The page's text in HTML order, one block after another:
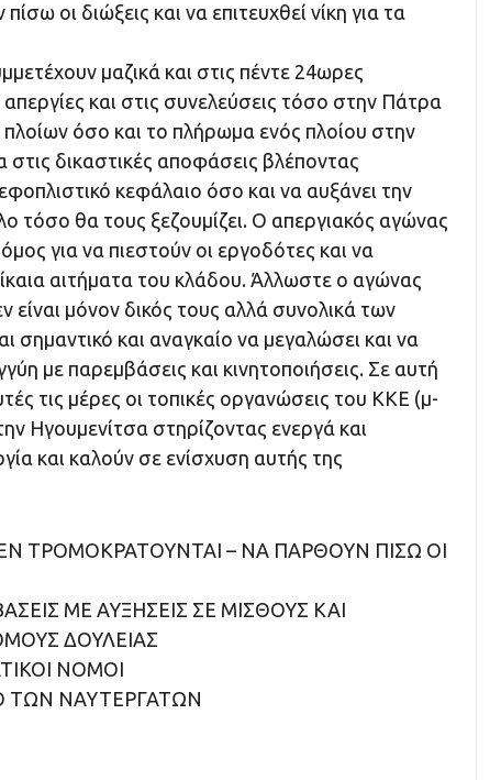
οι διώξεις και να επιτευχθεί νίκη για τα
μαζικά και στις πέντε 24ωρες
και στις συνελεύσεις τόσο στην Πάτρα
όσο και το πλήρωμα ενός πλοίου στην
στις δικαστικές αποφάσεις βλέποντας
κεφάλαιο όσο και να αυξάνει την
τόσο θα τους ξεζουμίζει. Ο απεργιακός αγώνας
για να πιεστούν οι εργοδότες και να
αιτήματα του κλάδου. Άλλωστε ο αγώνας
είναι μόνον δικός τους αλλά συνολικά των
σημαντικό και αναγκαίο να μεγαλώσει και να
με παρεμβάσεις και κινητοποιήσεις. Σε αυτή
τις μέρες οι τοπικές οργανώσεις του ΚΚΕ (μ-
Ηγουμενίτσα στηρίζοντας ενεργά και
και καλούν σε ενίσχυση αυτής της
ΤΡΟΜΟΚΡΑΤΟΥΝΤΑΙ – ΝΑ ΠΑΡΘΟΥΝ ΠΙΣΩ ΟΙ
ΜΕ ΑΥΞΗΣΕΙΣ ΣΕ ΜΙΣΘΟΥΣ ΚΑΙ
ΔΟΥΛΕΙΑΣ
ΝΟΜΟΙ
ΤΩΝ ΝΑΥΤΕΡΓΑΤΩΝ